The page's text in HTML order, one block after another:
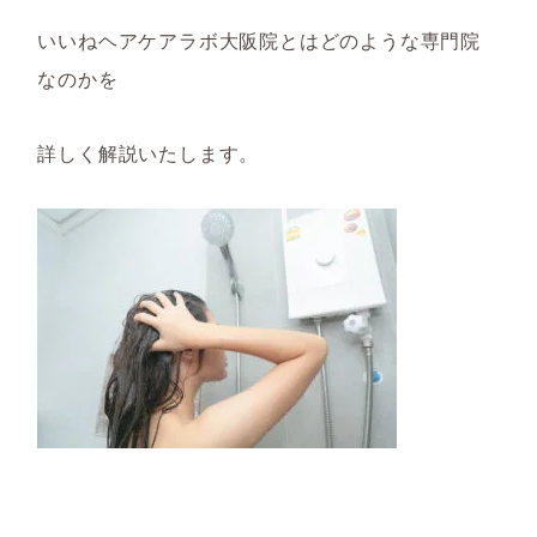
いいねヘアケアラボ大阪院とはどのような専門院
なのかを
詳しく解説いたします。